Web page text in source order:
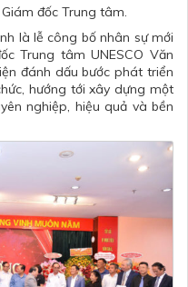
đốc Trung tâm.
là lễ công bố nhân sự mới
Trung tâm UNESCO Văn
đánh dấu bước phát triển
hướng tới xây dựng một
nghiệp, hiệu quả và bền